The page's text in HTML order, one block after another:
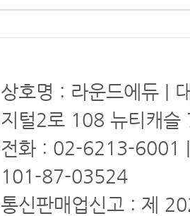
상호명 : 라운드에듀 |
지털2로 108 뉴티캐슬
전화 : 02-6213-6001
101-87-03524
통신판매업신고 : 제